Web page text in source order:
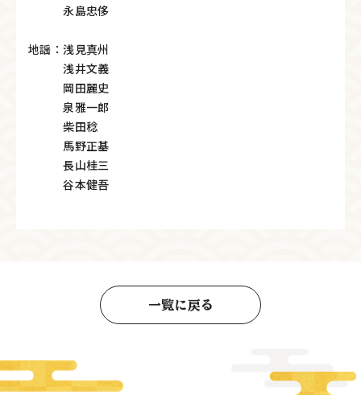
永島忠侈
地謡：浅見真州
浅井文義
岡田麗史
泉雅一郎
柴田稔
馬野正基
長山桂三
谷本健吾
一覧に戻る